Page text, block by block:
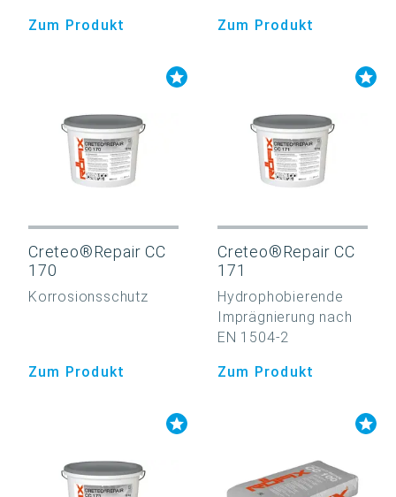
Zum Produkt Zum Produkt
Creteo®Repair CC
170
Korrosionsschutz
Zum Produkt
Creteo®Repair CC
171
Hydrophobierende
Imprägnierung nach
EN 1504-2
Zum Produkt